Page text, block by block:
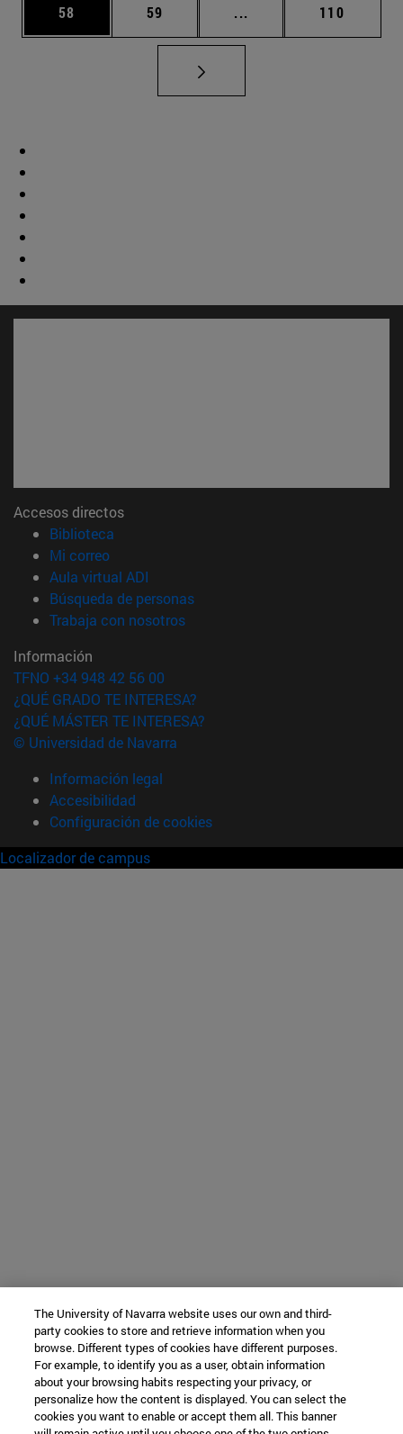
Página
58 Página
59 ... Páginas intermedias
Página
110
Accesos directos
Biblioteca
Mi correo(abre en nueva ventana)
Aula virtual ADI
Búsqueda de personas(abre en nueva ventana)
Trabaja con nosotros(abre en nueva ventana)
Información
TFNO +34 948 42 56 00
¿QUÉ GRADO TE INTERESA?
¿QUÉ MÁSTER TE INTERESA?
© Universidad de Navarra
Información legal
Accesibilidad
Configuración de cookies
Localizador de campus
The University of Navarra website uses our own and third-
party cookies to store and retrieve information when you
browse. Different types of cookies have different purposes.
For example, to identify you as a user, obtain information
about your browsing habits respecting your privacy, or
personalize how the content is displayed. You can select the
cookies you want to enable or accept them all. This banner